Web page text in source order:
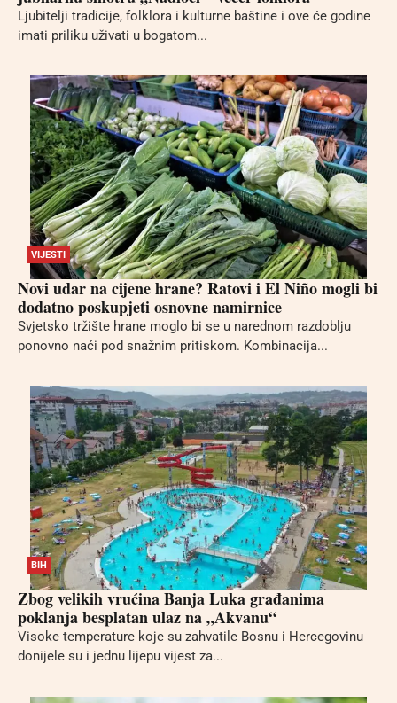
Ljubitelji tradicije, folklora i kulturne baštine i ove će godine
imati priliku uživati u bogatom...
VIJESTI
Novi udar na cijene hrane? Ratovi i El Niño mogli bi
dodatno poskupjeti osnovne namirnice
Svjetsko tržište hrane moglo bi se u narednom razdoblju
ponovno naći pod snažnim pritiskom. Kombinacija...
BIH
Zbog velikih vrućina Banja Luka građanima
poklanja besplatan ulaz na „Akvanu“
Visoke temperature koje su zahvatile Bosnu i Hercegovinu
donijele su i jednu lijepu vijest za...